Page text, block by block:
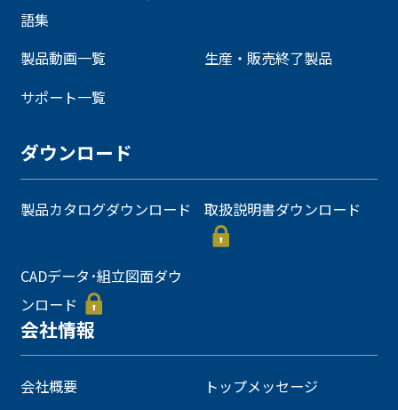
語集
製品動画一覧
生産・販売終了製品
サポート一覧
ダウンロード
製品カタログダウンロード 取扱説明書ダウンロード
CADデータ･組立図面ダウ
ンロード
会社情報
会社概要
トップメッセージ